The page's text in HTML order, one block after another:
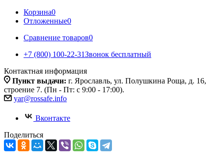
Корзина0
Отложенные0
Сравнение товаров0
+7 (800) 100-22-31Звонок бесплатный
Контактная информация
Пункт выдачи: г. Ярославль, ул. Полушкина Роща, д. 16,
строение 7. (Пн - Пт: с 9:00 - 17:00).
yar@rossafe.info
Вконтакте
Поделиться